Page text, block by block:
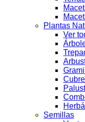
Plantas
Ver
Semillas